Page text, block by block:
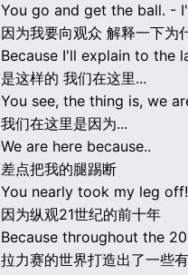
You go and get the ball. -
因为我要向观众 解释一下为
Because I'll explain to the
是这样的 我们在这里...
You see, the thing is, we
我们在这里是因为...
We are here because..
差点把我的腿踢断
You nearly took my leg off!
因为纵观21世纪的前十年
Because throughout the
拉力赛的世界打造出了一些